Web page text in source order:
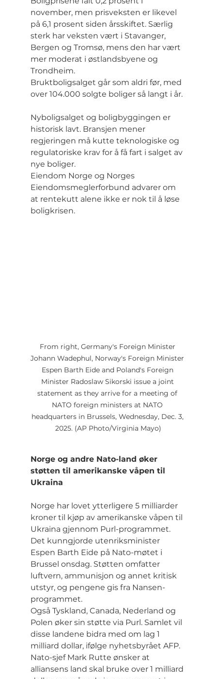
november, men prisveksten er likevel
på 6,1 prosent siden årsskiftet. Særlig
sterk har veksten vært i Stavanger,
Bergen og Tromsø, mens den har vært
mer moderat i østlandsbyene og
Trondheim.
Bruktboligsalget går som aldri før, med
over 104.000 solgte boliger så langt i år.
Nyboligsalget og boligbyggingen er
historisk lavt. Bransjen mener
regjeringen må kutte teknologiske og
regulatoriske krav for å få fart i salget av
nye boliger.
Eiendom Norge og Norges
Eiendomsmeglerforbund advarer om
at rentekutt alene ikke er nok til å løse
boligkrisen.
From right, Germany's Foreign Minister
Johann Wadephul, Norway's Foreign Minister
Espen Barth Eide and Poland's Foreign
Minister Radoslaw Sikorski issue a joint
statement as they arrive for a meeting of
NATO foreign ministers at NATO
headquarters in Brussels, Wednesday, Dec. 3,
2025. (AP Photo/Virginia Mayo)
Norge og andre Nato-land øker
støtten til amerikanske våpen til
Ukraina
Norge har lovet ytterligere 5 milliarder
kroner til kjøp av amerikanske våpen til
Ukraina gjennom Purl-programmet.
Det kunngjorde utenriksminister
Espen Barth Eide på Nato-møtet i
Brussel onsdag. Støtten omfatter
luftvern, ammunisjon og annet kritisk
utstyr, og pengene gis fra Nansen-
programmet.
Også Tyskland, Canada, Nederland og
Polen øker sin støtte via Purl. Samlet vil
disse landene bidra med om lag 1
milliard dollar, ifølge nyhetsbyrået AFP.
Nato-sjef Mark Rutte ønsker at
alliansens land skal bruke over 1 milliard